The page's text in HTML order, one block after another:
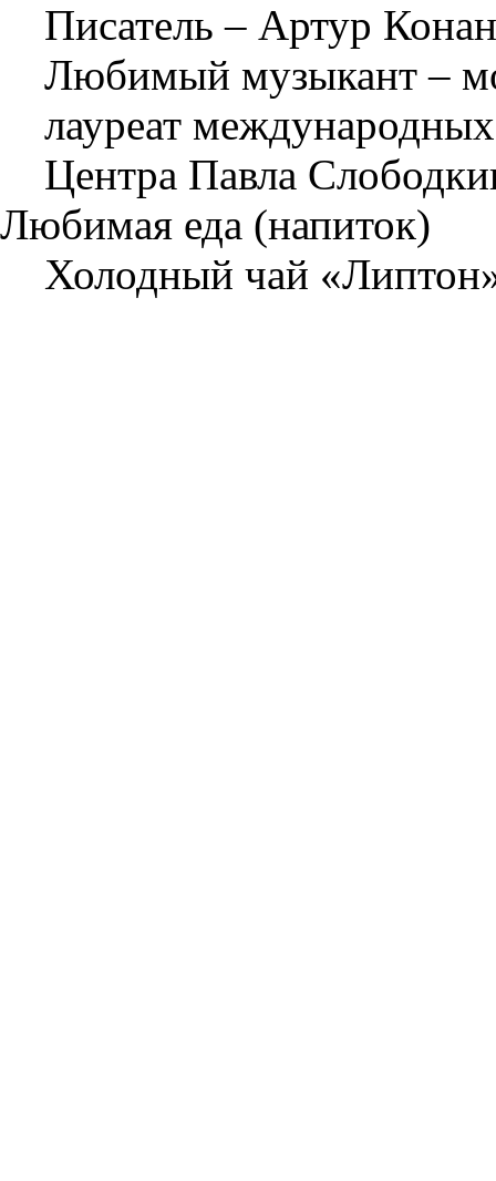
Писатель – Артур
Любимый музыкант –
лауреат
Центра Павла
Любимая еда (напиток)
Холодный чай